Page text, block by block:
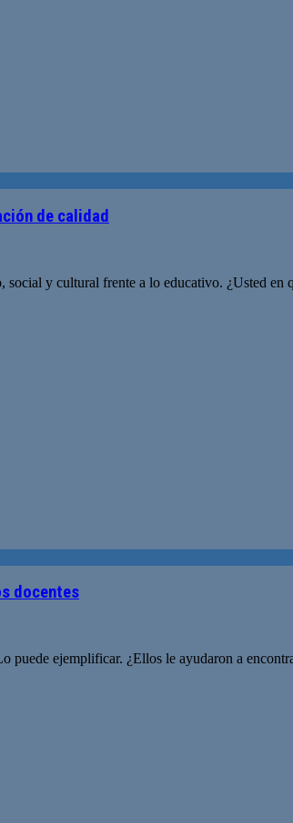
de calidad
y cultural frente a lo educativo. ¿Usted en
docentes
puede ejemplificar. ¿Ellos le ayudaron a